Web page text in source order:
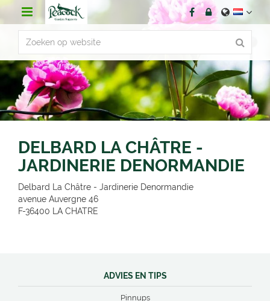
r
n
t
DELBARD LA CHÂTRE -
JARDINERIE DENORMANDIE
Delbard La Châtre - Jardinerie Denormandie
avenue Auvergne 46
F-36400
LA CHATRE
ADVIES EN TIPS
Pinnups